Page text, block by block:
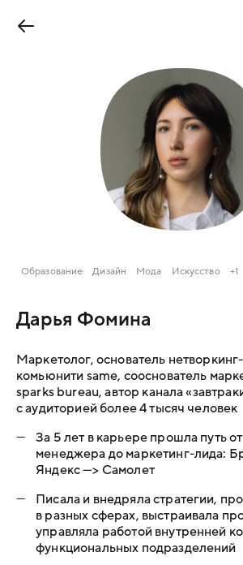
Образование Дизайн Мода Искусство +1
Дарья Фомина
Маркетолог, основатель
комьюнити same, сооснователь
sparks bureau, автор канала
с аудиторией более 4 тысяч человек
—
За 5 лет в карьере прошла путь
менеджера до маркетинг-лида:
Яндекс —> Самолет
—
Писала и внедряла стратегии,
в разных сферах, выстраивала
управляла работой внутренней
функциональных подразделений​